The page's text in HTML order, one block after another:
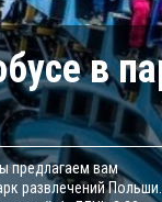
в
предлагаем вам
развлечений Польши.